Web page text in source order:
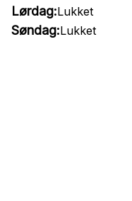
Lørdag:Lukket
Søndag:Lukket